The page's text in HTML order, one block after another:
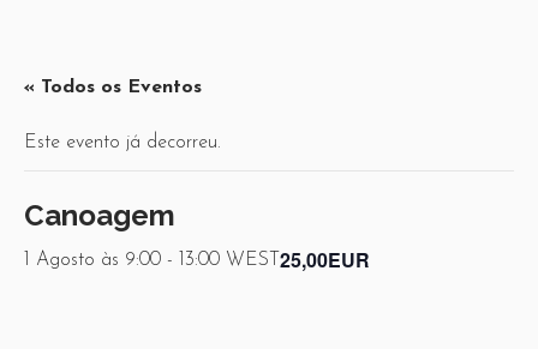
« Todos os Eventos
Este evento já decorreu.
Canoagem
1 Agosto às 9:00 - 13:00 WEST 25,00EUR